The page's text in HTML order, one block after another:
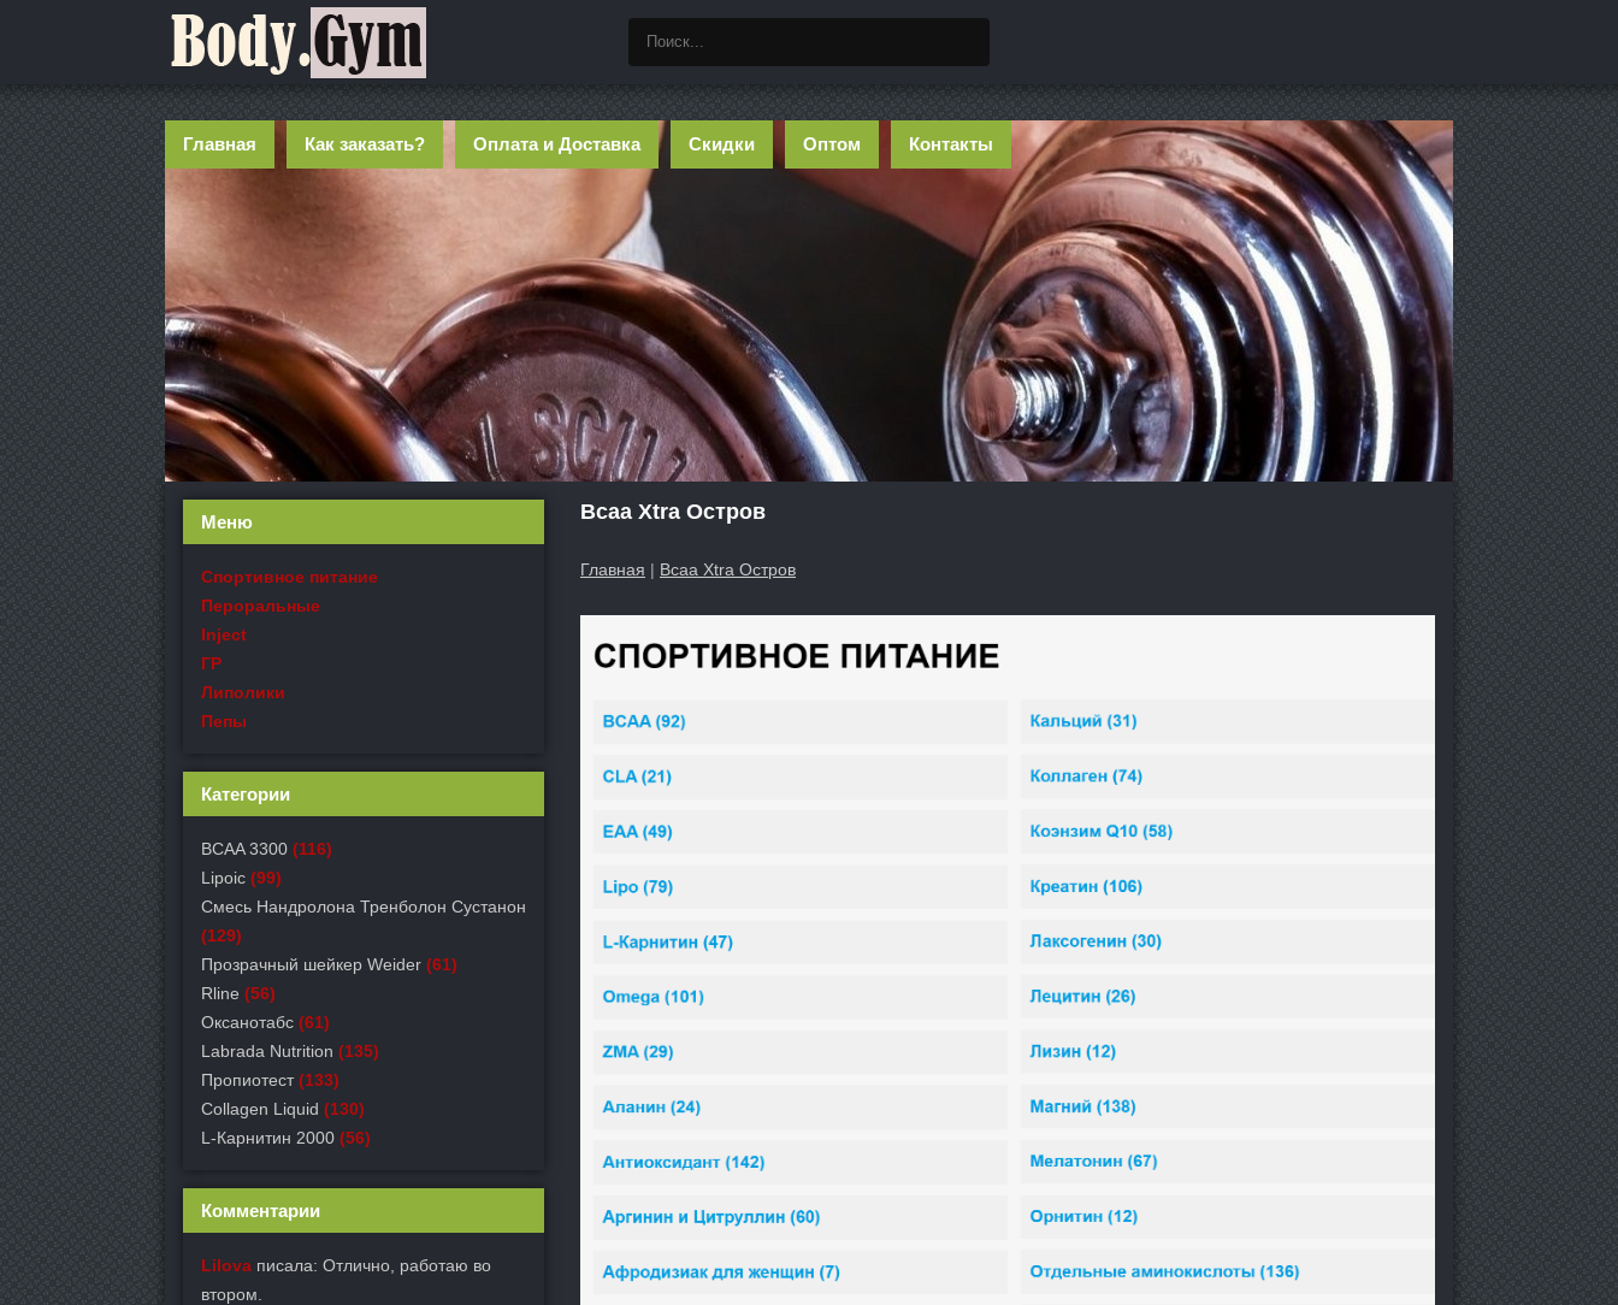
Главная Как заказать? Оплата и Доставка Скидки Оптом Контакты
Bcaa Xtra Остров
Главная | Bcaa Xtra Остров
Меню
Спортивное питание
Пероральные
Inject
ГР
Липолики
Пепы
Категории
BCAA 3300 (116)
Lipoic (99)
Смесь Нандролона Тренболон Сустанон
(129)
Прозрачный шейкер Weider (61)
Rline (56)
Оксанотабс (61)
Labrada Nutrition (135)
Пропиотест (133)
Collagen Liquid (130)
L-Карнитин 2000 (56)
Комментарии
Lilova писала: Отлично, работаю во
втором.